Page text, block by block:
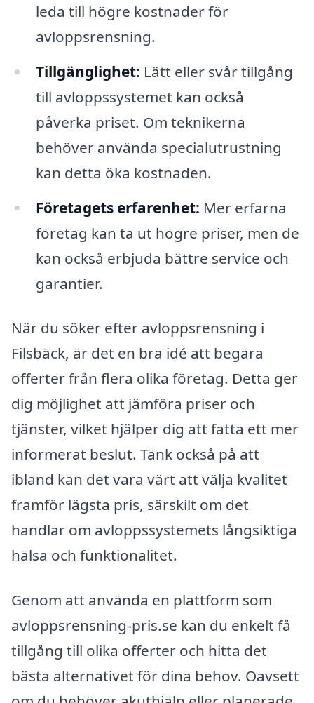
leda till högre kostnader för
avloppsrensning.
Tillgänglighet: Lätt eller svår tillgång
till avloppssystemet kan också
påverka priset. Om teknikerna
behöver använda specialutrustning
kan detta öka kostnaden.
Företagets erfarenhet: Mer erfarna
företag kan ta ut högre priser, men de
kan också erbjuda bättre service och
garantier.
När du söker efter avloppsrensning i
Filsbäck, är det en bra idé att begära
offerter från flera olika företag. Detta ger
dig möjlighet att jämföra priser och
tjänster, vilket hjälper dig att fatta ett mer
informerat beslut. Tänk också på att
ibland kan det vara värt att välja kvalitet
framför lägsta pris, särskilt om det
handlar om avloppssystemets långsiktiga
hälsa och funktionalitet.
Genom att använda en plattform som
avloppsrensning-pris.se kan du enkelt få
tillgång till olika offerter och hitta det
bästa alternativet för dina behov. Oavsett